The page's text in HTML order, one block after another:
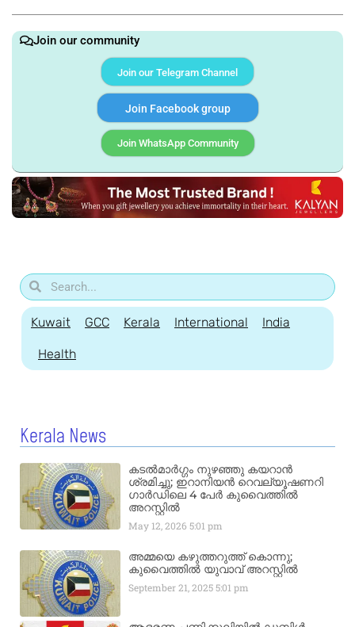
Join our community
Join our Telegram Channel
Join Facebook group
Join WhatsApp Community
Kuwait GCC Kerala International India
Health
Kerala News
കടൽമാർഗ്ഗം നുഴഞ്ഞു കയറാൻ
ശ്രമിച്ചു; ഇറാനിയൻ റെവല്യൂഷണറി
ഗാർഡിലെ 4 പേർ കുവൈത്തിൽ
അറസ്റ്റിൽ
May 12, 20265:01 pm
അമ്മയെ കഴുത്തറുത്ത് കൊന്നു;
കുവൈത്തിൽ യുവാവ് അറസ്റ്റിൽ
September 21, 20255:01 pm